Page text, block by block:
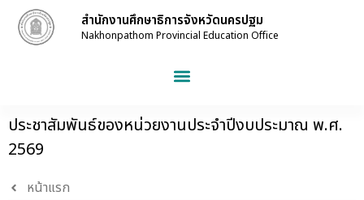
สำนักงานศึกษาธิการจังหวัดนครปฐม
Nakhonpathom Provincial Education Office
ประชาสัมพันธ์ของหน่วยงานประจำปีงบประมาณ พ.ศ.
2569
หน้าแรก